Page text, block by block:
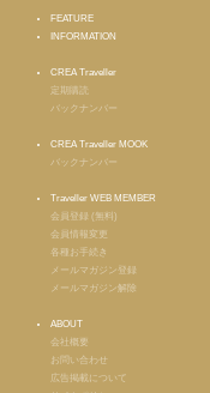
FEATURE
INFORMATION
CREA Traveller
定期購読
バックナンバー
CREA Traveller MOOK
バックナンバー
Traveller WEB MEMBER
会員登録 (無料)
会員情報変更
各種お手続き
メールマガジン登録
メールマガジン解除
ABOUT
会社概要
お問い合わせ
広告掲載について